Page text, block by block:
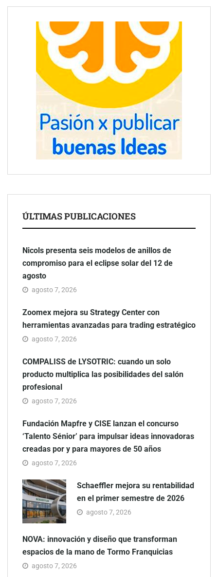
ÚLTIMAS PUBLICACIONES
Nicols presenta seis modelos de anillos de
compromiso para el eclipse solar del 12 de
agosto
agosto 7, 2026
Zoomex mejora su Strategy Center con
herramientas avanzadas para trading estratégico
agosto 7, 2026
COMPALISS de LYSOTRIC: cuando un solo
producto multiplica las posibilidades del salón
profesional
agosto 7, 2026
Fundación Mapfre y CISE lanzan el concurso
‘Talento Sénior’ para impulsar ideas innovadoras
creadas por y para mayores de 50 años
agosto 7, 2026
Schaeffler mejora su rentabilidad
en el primer semestre de 2026
agosto 7, 2026
NOVA: innovación y diseño que transforman
espacios de la mano de Tormo Franquicias
agosto 7, 2026